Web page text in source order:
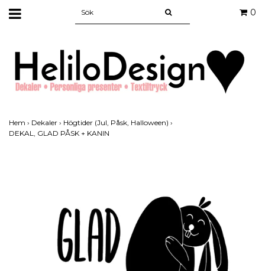
0
Hem › Dekaler › Högtider (Jul, Påsk, Halloween) ›
DEKAL, GLAD PÅSK + KANIN